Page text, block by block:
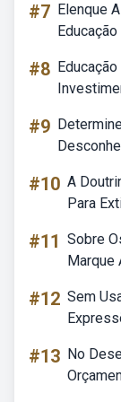
#7 Elenque
#8
#9
#10 A
Para
#11 Sobre
Marque
#12 Sem
#13 No